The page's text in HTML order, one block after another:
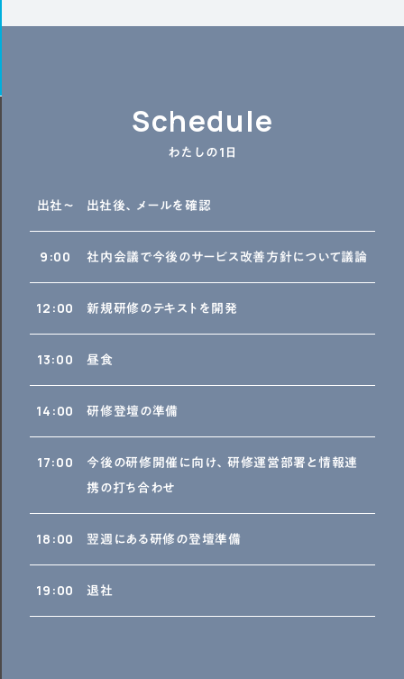
Schedule
わたしの1日
出社～ 出社後、メールを確認
9:00 社内会議で今後のサービス改善方針について議論
12:00 新規研修のテキストを開発
13:00 昼食
14:00 研修登壇の準備
17:00
今後の研修開催に向け、研修運営部署と情報連
携の打ち合わせ
18:00 翌週にある研修の登壇準備
19:00 退社